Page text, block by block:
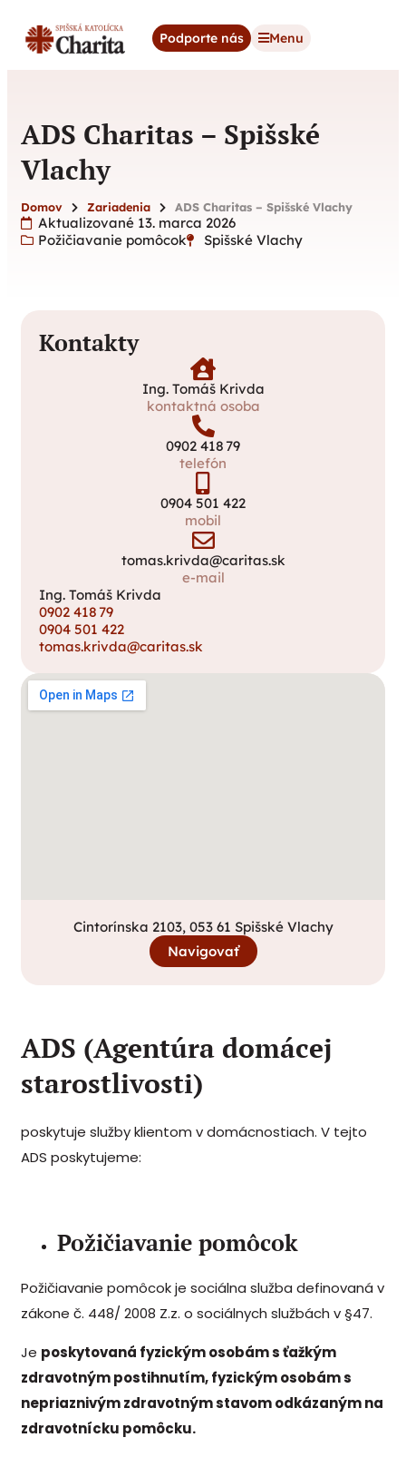
Podporte nás Menu
ADS Charitas – Spišské
Vlachy
Domov Zariadenia ADS Charitas – Spišské Vlachy
Aktualizované 13. marca 2026
Požičiavanie pomôcok
Spišské Vlachy
Kontakty
Ing. Tomáš Krivda
kontaktná osoba
0902 418 79
telefón
0904 501 422
mobil
tomas.krivda@caritas.sk
e-mail
Ing. Tomáš Krivda
0902 418 79
0904 501 422
tomas.krivda@caritas.sk
Cintorínska 2103, 053 61 Spišské Vlachy
Navigovať
ADS (Agentúra domácej
starostlivosti)
poskytuje služby klientom v domácnostiach. V tejto
ADS poskytujeme:
Požičiavanie pomôcok
Požičiavanie pomôcok je sociálna služba definovaná v
zákone č. 448/ 2008 Z.z. o sociálnych službách v §47.
Je poskytovaná fyzickým osobám s ťažkým
zdravotným postihnutím, fyzickým osobám s
nepriaznivým zdravotným stavom odkázaným na
zdravotnícku pomôcku.